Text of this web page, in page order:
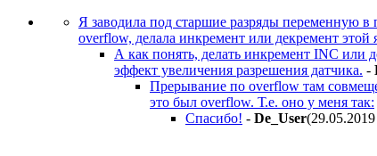
Я заводила под старшие разряды переменную в
overflow, делала инкремент или декремент
А как понять, делать инкремент INC
эффект увеличения разрешения датчика. -
Прерывание по overflow там
это был overflow. Т.е. оно у меня так:
Спасибо! - De_User